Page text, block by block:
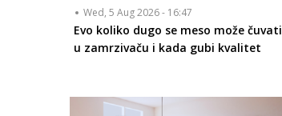
Wed, 5 Aug 2026 - 16:47
Evo koliko dugo se meso može čuvati
u zamrzivaču i kada gubi kvalitet